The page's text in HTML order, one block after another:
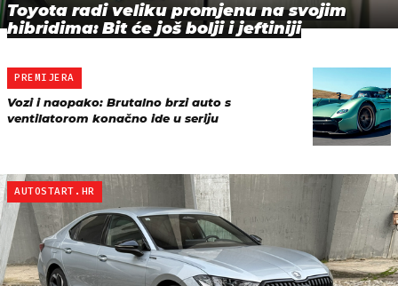
Toyota radi veliku promjenu na svojim
hibridima: Bit će još bolji i jeftiniji
PREMIJERA
Vozi i naopako: Brutalno brzi auto s
ventilatorom konačno ide u seriju
AUTOSTART.HR